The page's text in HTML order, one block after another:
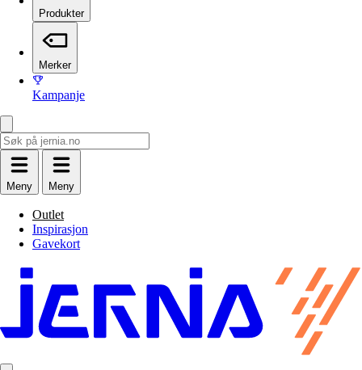
Produkter
Merker
Kampanje
Meny Meny
Outlet
Inspirasjon
Gavekort